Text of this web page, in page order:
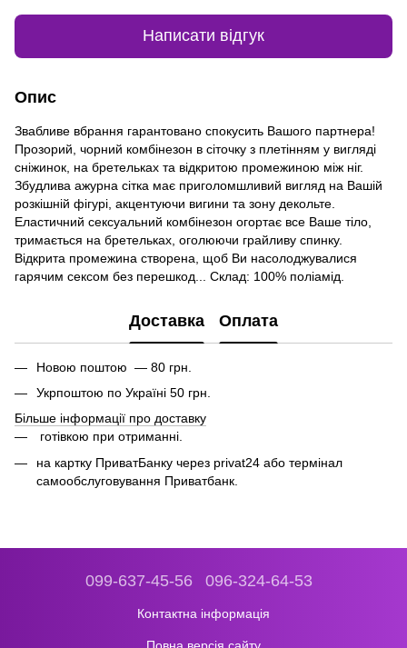
Написати відгук
Опис
Звабливе вбрання гарантовано спокусить Вашого партнера!
Прозорий, чорний комбінезон в сіточку з плетінням у вигляді
сніжинок, на бретельках та відкритою промежиною між ніг.
Збудлива ажурна сітка має приголомшливий вигляд на Вашій
розкішній фігурі, акцентуючи вигини та зону декольте.
Еластичний сексуальний комбінезон огортає все Ваше тіло,
тримається на бретельках, оголюючи грайливу спинку.
Відкрита промежина створена, щоб Ви насолоджувалися
гарячим сексом без перешкод... Склад: 100% поліамід.
Доставка Оплата
Новою поштою — 80 грн.
Укрпоштою по Україні 50 грн.
Більше інформації про доставку
готівкою при отриманні.
на картку ПриватБанку через privat24 або термінал
самообслуговування Приватбанк.
099-637-45-56 096-324-64-53
Контактна інформація
Повна версія сайту